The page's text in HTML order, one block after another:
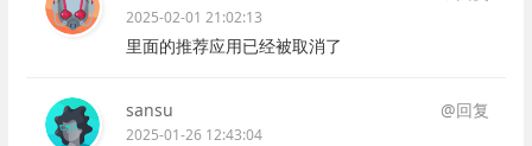
2025-02-01 21:02:13
里面的推荐应用已经被取消了
sansu @回复
2025-01-26 12:43:04